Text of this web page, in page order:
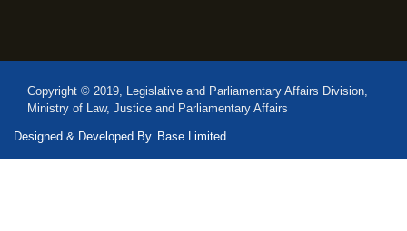
Copyright © 2019, Legislative and Parliamentary Affairs Division,
Ministry of Law, Justice and Parliamentary Affairs
Designed & Developed By Base Limited